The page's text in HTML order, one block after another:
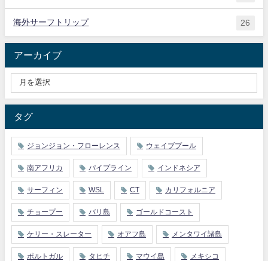
海外サーフトリップ 26
アーカイブ
タグ
ジョンジョン・フローレンス ウェイブプール
南アフリカ パイプライン インドネシア
サーフィン WSL CT カリフォルニア
チョープー バリ島 ゴールドコースト
ケリー・スレーター オアフ島 メンタワイ諸島
ポルトガル タヒチ マウイ島 メキシコ